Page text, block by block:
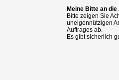
Meine Bitte an
Bitte zeigen Sie
uneigennützigen
Auftrages ab.
Es gibt sicherlich